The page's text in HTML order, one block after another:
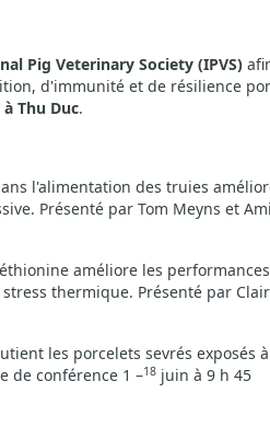
Pig Veterinary Society (IPVS)
d'immunité et de résilience
Thu Duc.
l'alimentation des truies
Présenté par Tom Meyns et
améliore les
thermique. Présenté par
les porcelets sevrés exposés
de conférence 1 –18 juin à 9 h 45